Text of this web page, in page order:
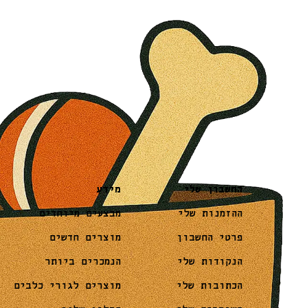
החשבון שלי
ההזמנות שלי
פרטי החשבון
הנקודות שלי
הכתובות שלי
מידע
מבצעים מיוחדים
מוצרים חדשים
הנמכרים ביותר
מוצרים לגורי כלבים